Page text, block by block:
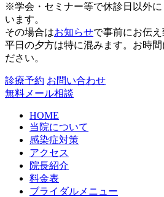
※学会・セミナー等で休診日以外
います。
その場合はお知らせで事前にお伝え
平日の夕方は特に混みます。お時
ださい。
診療予約 お問い合わせ
無料メール相談
HOME
当院について
感染症対策
アクセス
院長紹介
料金表
ブライダルメニュー